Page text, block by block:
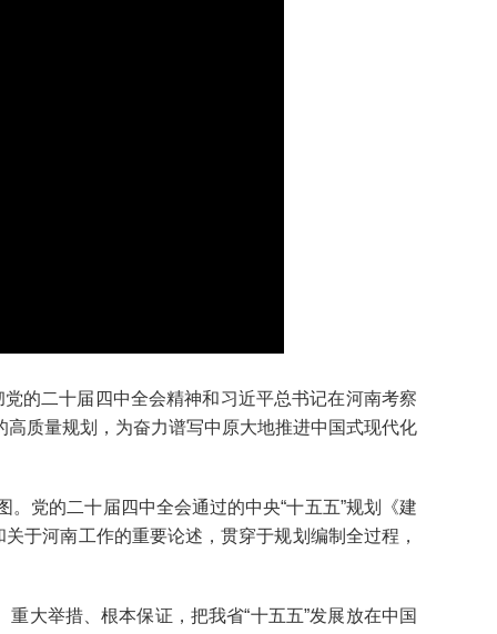
的二十届四中全会精神和习近平总书记在河南考察
质量规划，为奋力谱写中原大地推进中国式现代化
党的二十届四中全会通过的中央“十五五”规划《建
于河南工作的重要论述，贯穿于规划编制全过程，
大举措、根本保证，把我省“十五五”发展放在中国